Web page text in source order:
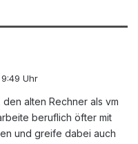
Uhr
alten Rechner als vm
beruflich öfter mit
und greife dabei auch